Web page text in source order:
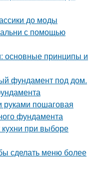
до моды
с помощью
основные принципы и
фундамент под дом.
пошаговая
фундамента
при выборе
сделать меню более